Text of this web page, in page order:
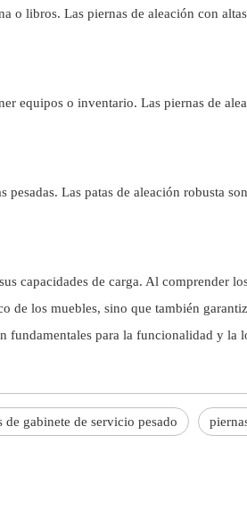
libros. Las piernas de aleación con
equipos o inventario. Las piernas de
Las patas de aleación robusta
capacidades de carga. Al comprender
los muebles, sino que también
fundamentales para la funcionalidad y la
de gabinete de servicio pesado